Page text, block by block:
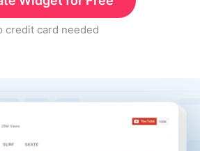
credit card needed